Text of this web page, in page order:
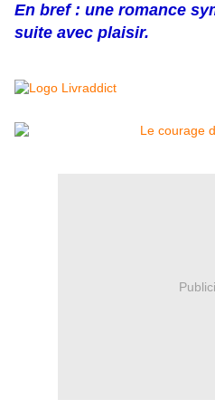
En bref : une romance
suite avec plaisir.